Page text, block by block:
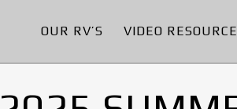
OUR RV’S VIDEO